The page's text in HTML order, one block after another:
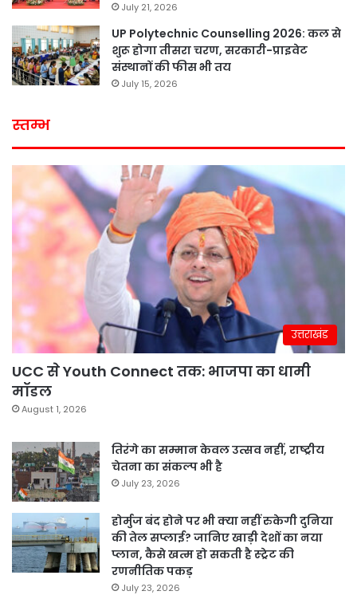
July 21, 2026
UP Polytechnic Counselling 2026: कल से
शुरू होगा तीसरा चरण, सरकारी-प्राइवेट
संस्थानों की फीस भी तय
July 15, 2026
स्तम्भ
उत्तराखंड
UCC से Youth Connect तक: भाजपा का धामी
मॉडल
August 1, 2026
तिरंगे का सम्मान केवल उत्सव नहीं, राष्ट्रीय
चेतना का संकल्प भी है
July 23, 2026
होर्मुज बंद होने पर भी क्या नहीं रुकेगी दुनिया
की तेल सप्लाई? जानिए खाड़ी देशों का नया
प्लान, कैसे खत्म हो सकती है स्ट्रेट की
रणनीतिक पकड़
July 23, 2026